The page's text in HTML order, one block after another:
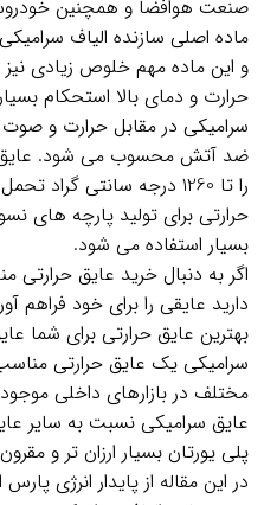
صنعت هوافضا و همچنین
ماده اصلی سازنده الیاف
و این ماده مهم خلوص زیادی نیز
حرارت و دمای بالا استحکام
سرامیکی در مقابل حرارت و
ضد آتش محسوب می شود. عایق
را تا 1260 درجه سانتی
حرارتی برای تولید پارچه
بسیار استفاده می شود.
اگر به دنبال خرید عایق
دارید عایقی را برای خود
بهترین عایق حرارتی برای شما
سرامیکی یک عایق حرارتی
مختلف در بازارهای داخلی
عایق سرامیکی نسبت به سایر
پلی یورتان بسیار ارزان تر و
در این مقاله از پایدار انرژی